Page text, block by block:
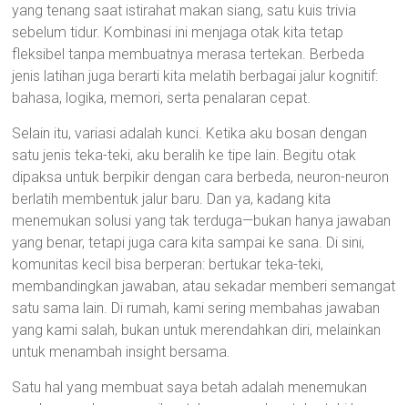
yang tenang saat istirahat makan siang, satu kuis trivia
sebelum tidur. Kombinasi ini menjaga otak kita tetap
fleksibel tanpa membuatnya merasa tertekan. Berbeda
jenis latihan juga berarti kita melatih berbagai jalur kognitif:
bahasa, logika, memori, serta penalaran cepat.
Selain itu, variasi adalah kunci. Ketika aku bosan dengan
satu jenis teka-teki, aku beralih ke tipe lain. Begitu otak
dipaksa untuk berpikir dengan cara berbeda, neuron-neuron
berlatih membentuk jalur baru. Dan ya, kadang kita
menemukan solusi yang tak terduga—bukan hanya jawaban
yang benar, tetapi juga cara kita sampai ke sana. Di sini,
komunitas kecil bisa berperan: bertukar teka-teki,
membandingkan jawaban, atau sekadar memberi semangat
satu sama lain. Di rumah, kami sering membahas jawaban
yang kami salah, bukan untuk merendahkan diri, melainkan
untuk menambah insight bersama.
Satu hal yang membuat saya betah adalah menemukan